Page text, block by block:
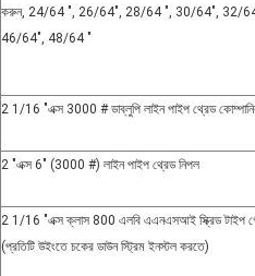
করুন, 24/64 ", 26/64", 28/64 ", 30/64", 32/
46/64", 48/64 "
2 1/16 "এক্স 3000 # ডাব্লুপি লাইন পাইপ থ্রেড
2 "এক্স 6" (3000 #) লাইন পাইপ থ্রেড নিপল
2 1/16 "এক্স ক্লাস 800 এলবি এএনএসআই স্ক্রিড টাইপ
(প্রতিটি উইংতে চকের ডাউন স্ট্রিম ইনস্টল করতে)